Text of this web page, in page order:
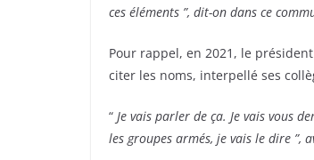
ces éléments ”, dit-on dans ce
Pour rappel, en 2021, le
citer les noms, interpellé ses
“ Je vais parler de ça. Je vais vous
les groupes armés, je vais le dire ”,